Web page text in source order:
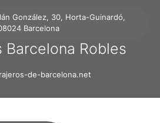
González, 30, Horta-Guinardó,
Barcelona
Barcelona Robles
de-barcelona.net